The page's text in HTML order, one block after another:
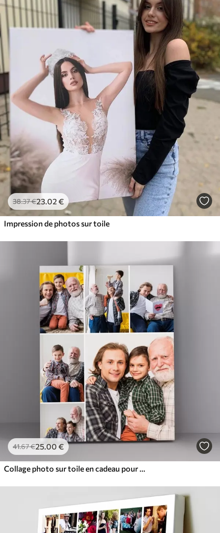
38.37€23.02 €
Impression de photos sur toile
41.67€25.00 €
Collage photo sur toile en cadeau pour un anniversaire